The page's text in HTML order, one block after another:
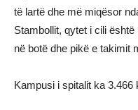
të lartë dhe më miqësor
Stambollit, qytet i cili
në botë dhe pikë e takimit
Kampusi i spitalit ka